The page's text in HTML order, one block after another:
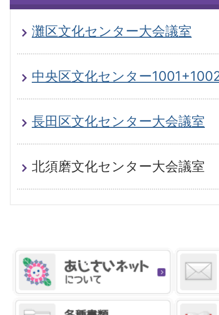
灘区文化センター大会議室
中央区文化センター
長田区文化センター大会議室
北須磨文化センター大会議室